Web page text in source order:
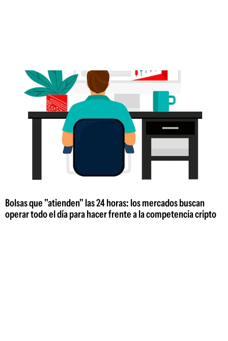
Bolsas que "atienden" las 24 horas: los mercados buscan
operar todo el día para hacer frente a la competencia cripto